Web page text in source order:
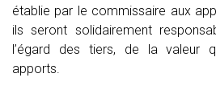
établie par le commissaire aux
ils seront solidairement
l’égard des tiers, de la valeur
apports.